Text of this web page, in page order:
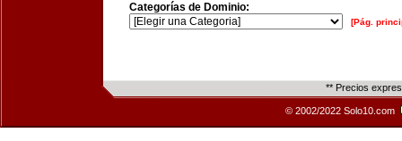
Categorías de Dominio:
[Pág.
** Precios
© 2002/2022 Solo10.com